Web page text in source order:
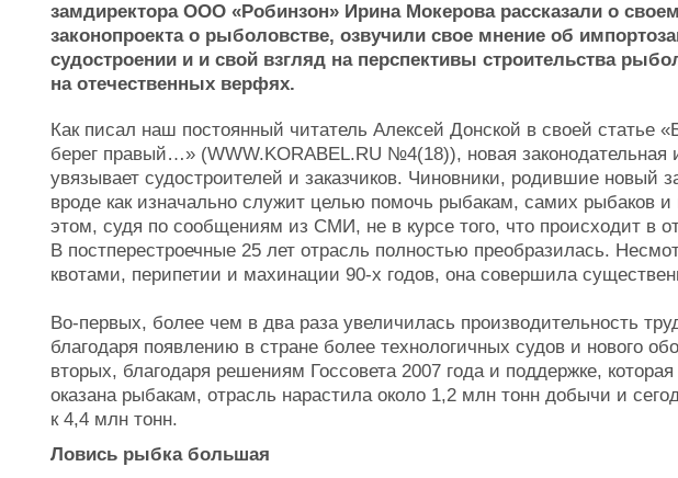
замдиректора ООО «Робинзон» Ирина Мокерова рассказали о
законопроекта о рыболовстве, озвучили свое мнение об
судостроении и и свой взгляд на перспективы строительства
на отечественных верфях.
Как писал наш постоянный читатель Алексей Донской в своей статье
берег правый…» (WWW.KORABEL.RU №4(18)), новая законодательная
увязывает судостроителей и заказчиков. Чиновники, родившие новый
вроде как изначально служит целью помочь рыбакам, самих рыбаков
этом, судя по сообщениям из СМИ, не в курсе того, что происходит в
В постперестроечные 25 лет отрасль полностью преобразилась.
квотами, перипетии и махинации 90-х годов, она совершила
Во-первых, более чем в два раза увеличилась производительность
благодаря появлению в стране более технологичных судов и нового
вторых, благодаря решениям Госсовета 2007 года и поддержке,
оказана рыбакам, отрасль нарастила около 1,2 млн тонн добычи и
к 4,4 млн тонн.
Ловись рыбка большая